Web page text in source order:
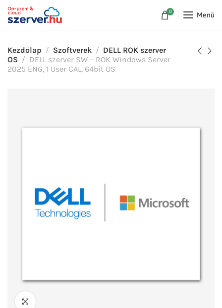
0 Menü
Kezdőlap Szoftverek
DELL ROK szerver
OS
DELL szerver SW – ROK Windows Server
2025 ENG, 1 User CAL, 64bit OS